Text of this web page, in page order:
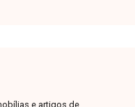
e artigos de